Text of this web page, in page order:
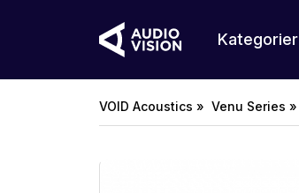
Kategorier
VOID Acoustics » Venu Series »